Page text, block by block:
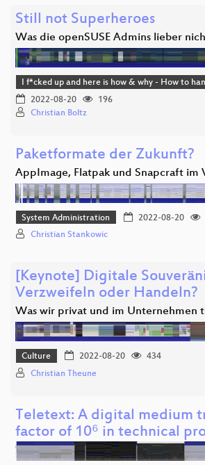
Still not Superheroes
Was die openSUSE Admins lieber
I f*cked up and here is how & why - How to
2022-08-20
196
Christian Boltz
Paketformate der Zukunft?
AppImage, Flatpak und Snapcraft im
System Administration 2022-08-20
Christian Stankowic
[Keynote] Digitale
Verzweifeln oder Handeln?
Was wir privat und im Unternehmen
Culture 2022-08-20
434
Christian Theune
Teletext: A digital medium
factor of 10⁶ in technical